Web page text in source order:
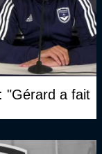
"Gérard a fait